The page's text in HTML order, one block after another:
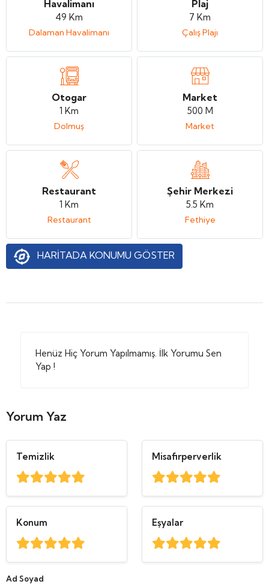
Havalimanı
49 Km
Dalaman Havalimanı
Plaj
7 Km
Çalış Plajı
Otogar
1 Km
Dolmuş
Market
500 M
Market
Restaurant
1 Km
Restaurant
Şehir Merkezi
5.5 Km
Fethiye
HARİTADA KONUMU GÖSTER
Henüz Hiç Yorum Yapılmamış. İlk Yorumu Sen
Yap !
Yorum Yaz
Temizlik Misafirperverlik
Konum Eşyalar
Ad Soyad